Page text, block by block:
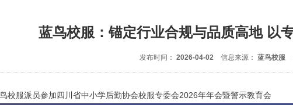
蓝鸟校服：锚定行业合规与品质高地 以
发布时间： 2026-04-02 信息来源： 蓝鸟校服
服派员参加四川省中小学后勤协会校服专委会2026年年会暨警示教育会